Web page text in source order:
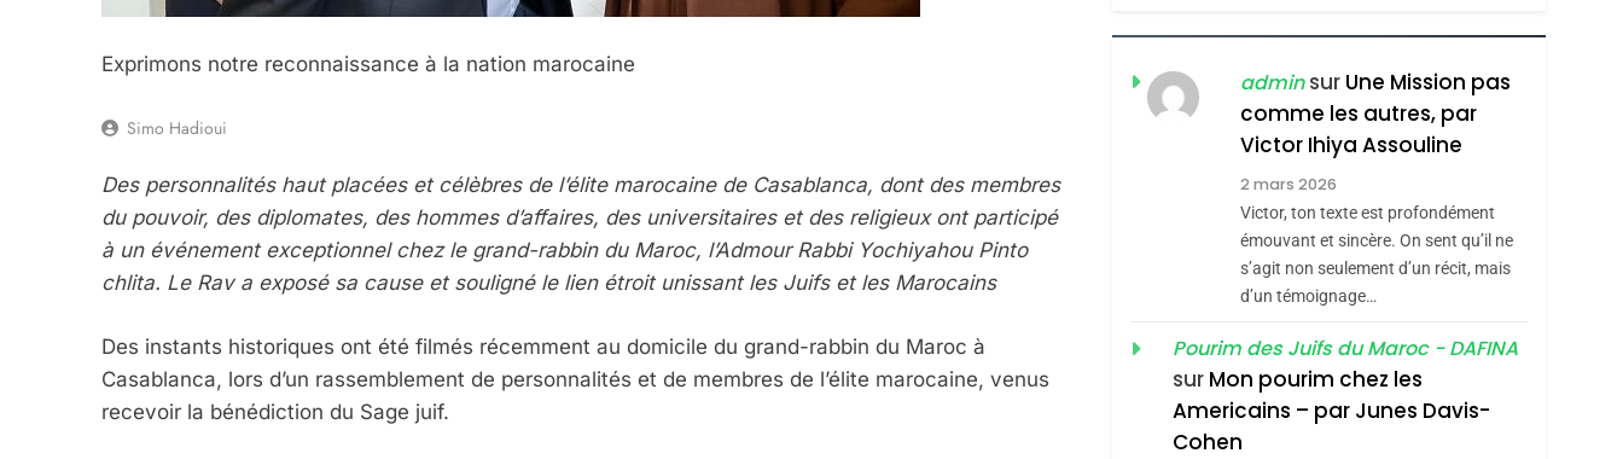
Exprimons notre reconnaissance à la nation marocaine
Simo Hadioui
Des personnalités haut placées et célèbres de l’élite marocaine de Casablanca, dont des membres
du pouvoir, des diplomates, des hommes d’affaires, des universitaires et des religieux ont participé
à un événement exceptionnel chez le grand-rabbin du Maroc, l’Admour Rabbi Yochiyahou Pinto
chlita. Le Rav a exposé sa cause et souligné le lien étroit unissant les Juifs et les Marocains
Des instants historiques ont été filmés récemment au domicile du grand-rabbin du Maroc à
Casablanca, lors d’un rassemblement de personnalités et de membres de l’élite marocaine, venus
recevoir la bénédiction du Sage juif.
RÉSILIENTE :
POURQUOI JE
REVENDIQUE MA
JUDAÏTE Par Thérèse
Zrihen-Dvir
ISRAÉL JUDAISME
CE QUI NOUS
MANQUE – Jacques
Hadida
JUDAISME
Maroc : Les Amandes
De Tafraout, Le Miel
De Tadla Azilal
Consacrés Produits
Du Terroir
DAFINA MAROC
Oeil Ravageur –
adminsur Une Mission pas
comme les autres, par
Victor Ihiya Assouline
2 mars 2026
Victor, ton texte est profondément
émouvant et sincère. On sent qu’il ne
s’agit non seulement d’un récit, mais
d’un témoignage…
Pourim des Juifs du Maroc - DAFINA
sur Mon pourim chez les
Americains – par Junes Davis-
Cohen